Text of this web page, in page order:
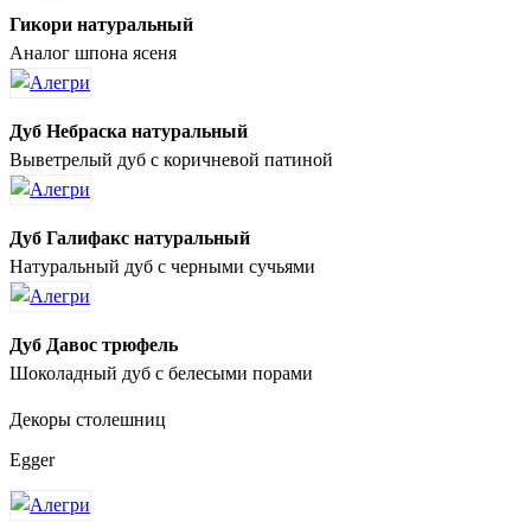
Гикори натуральный
Аналог шпона ясеня
Дуб Небраска натуральный
Выветрелый дуб с коричневой патиной
Дуб Галифакс натуральный
Натуральный дуб с черными сучьями
Дуб Давос трюфель
Шоколадный дуб с белесыми порами
Декоры столешниц
Egger